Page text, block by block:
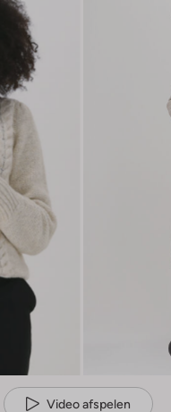
Video afspelen